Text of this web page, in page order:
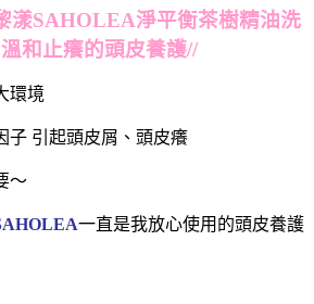
漾SAHOLEA淨平衡茶樹精油洗
和止癢的頭皮養護//
環境
子 引起頭皮屑、頭皮癢
～
一直是我放心使用的頭皮養護